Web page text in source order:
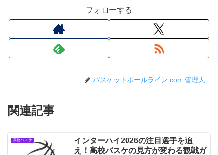
フォローする
バスケットボールライン.com 管理人
関連記事
高校バスケ
インターハイ2026の注目選手を追
え！高校バスケの見方が変わる観戦ガ